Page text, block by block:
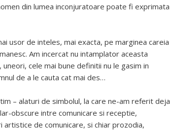
din lumea inconjuratoare poate fi exprimata
usor de inteles, mai exacta, pe marginea careia
Am incercat nu intamplator aceasta
cele mai bune definitii nu le gasim in
de a le cauta cat mai des…
– alaturi de simbolul, la care ne-am referit deja
obscure intre comunicare si receptie,
de comunicare, si chiar prozodia,